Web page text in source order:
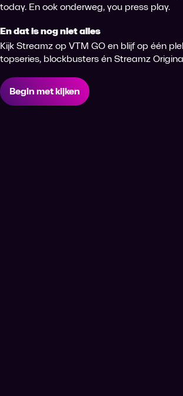
today. En ook onderweg, you press play.
En dat is nog niet alles
Kijk Streamz op VTM GO en blijf op één
topseries, blockbusters én Streamz
Begin met kijken